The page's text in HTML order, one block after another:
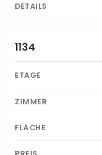
1134